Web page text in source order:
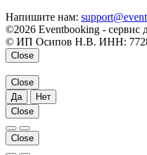
Напишите нам:
©2026 Eventbooking - сервис
© ИП Осипов Н.В. ИНН:
Close
Close
Да
Нет
Close
Close